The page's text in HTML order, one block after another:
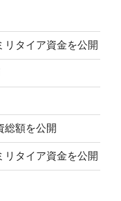
リタイア資金を公開
総額を公開
リタイア資金を公開